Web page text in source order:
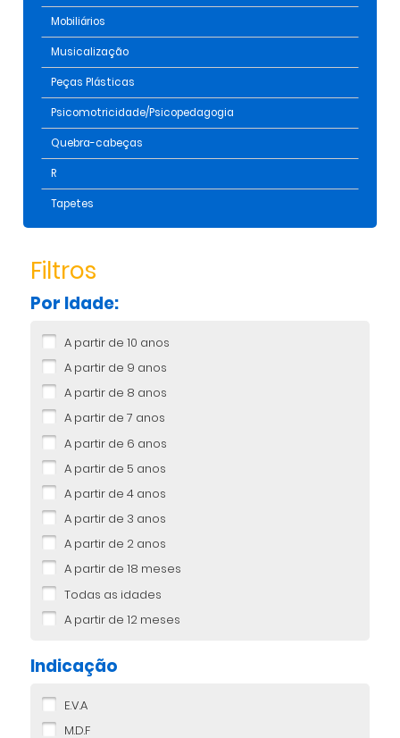
Mobiliários
Musicalização
Peças Plásticas
Psicomotricidade/Psicopedagogia
Quebra-cabeças
R
Tapetes
Filtros
Por Idade:
A partir de 10 anos
A partir de 9 anos
A partir de 8 anos
A partir de 7 anos
A partir de 6 anos
A partir de 5 anos
A partir de 4 anos
A partir de 3 anos
A partir de 2 anos
A partir de 18 meses
Todas as idades
A partir de 12 meses
Indicação
E.V.A
M.D.F